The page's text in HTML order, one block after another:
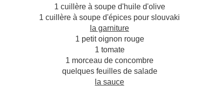
1 cuillère à soupe d'huile d'olive
1 cuillère à soupe d'épices pour slouvaki
la garniture
1 petit oignon rouge
1 tomate
1 morceau de concombre
quelques feuilles de salade
la sauce